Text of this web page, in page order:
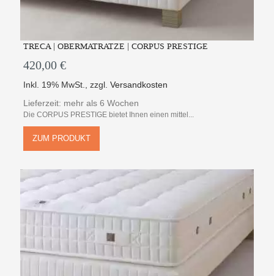
TRECA | OBERMATRATZE | CORPUS PRESTIGE
420,00 €
Inkl. 19% MwSt.,zzgl.Versandkosten
Lieferzeit: mehr als 6 Wochen
Die CORPUS PRESTIGE bietet Ihnen einen mittel...
ZUM PRODUKT